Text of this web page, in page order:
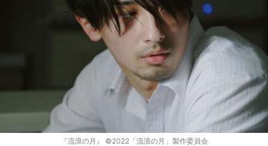
『流浪の月』 ©2022「流浪の月」製作委員会